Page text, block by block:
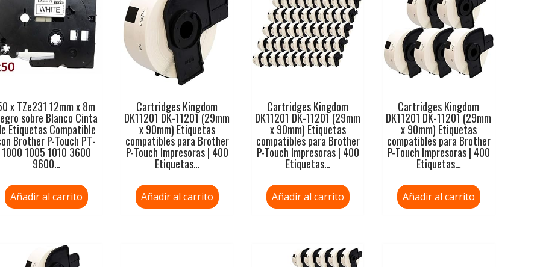
x TZe231 12mm x 8m
sobre Blanco Cinta
Etiquetas Compatible
Brother P-Touch PT-
1000 1005 1010 3600
9600…
Añadir al carrito
Cartridges Kingdom
DK11201 DK-11201 (29mm
x 90mm) Etiquetas
compatibles para Brother
P-Touch Impresoras | 400
Etiquetas…
Añadir al carrito
Cartridges Kingdom
DK11201 DK-11201 (29mm
x 90mm) Etiquetas
compatibles para Brother
P-Touch Impresoras | 400
Etiquetas…
Añadir al carrito
Cartridges Kingdom
DK11201 DK-11201 (29mm
x 90mm) Etiquetas
compatibles para Brother
P-Touch Impresoras | 400
Etiquetas…
Añadir al carrito